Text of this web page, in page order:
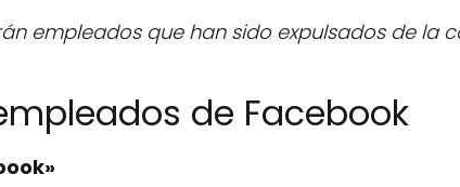
empleados que han sido expulsados de la
de Facebook